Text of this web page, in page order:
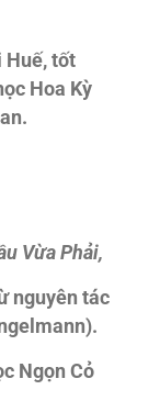
Huế, tốt
Hoa Kỳ
Vừa Phải,
nguyên tác
Ngọn Cỏ